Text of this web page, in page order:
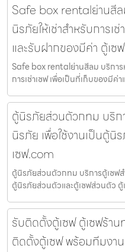
Safe box rentalย่านสี
นิรภัยให้เช่าสำหรับการเ
และรับฝากของมีค่า ตู้เซ
Safe box rentalย่านสีลม บริกา
การเช่าเซฟ เพื่อเป็นที่เก็บของมีค่
ตู้นิรภัยส่วนตัวกทม บริก
นิรภัย เพื่อใช้งานเป็นตู้
เซฟ.com
ตู้นิรภัยส่วนตัวกทม บริการตู้เซฟส
ตู้นิรภัยส่วนตัวและตู้เซฟส่วนตัว
รับติดตั้งตู้เซฟ ตู้เซฟร้าน
ติดตั้งตู้เซฟ พร้อมทีมงา